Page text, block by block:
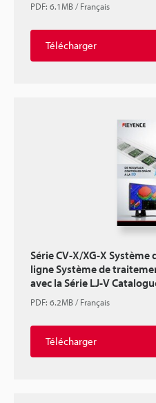
PDF: 6.1MB/Français
Télécharger
Série CV-X/XG-X
ligne Système de
avec la Série LJ-V
PDF: 6.2MB/Français
Télécharger